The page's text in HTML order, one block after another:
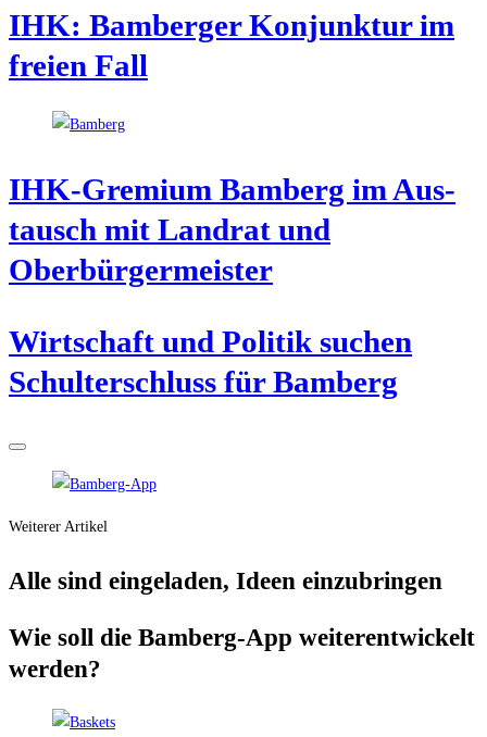
IHK: Bam­ber­ger Kon­junk­tur im
frei­en Fall
IHK-Gre­mi­um Bam­berg im Aus­
tausch mit Land­rat und
Oberbürgermeister
Wirt­schaft und Poli­tik suchen
Schul­ter­schluss für Bamberg
Weiterer Artikel
Alle sind ein­ge­la­den, Ideen einzubringen
Wie soll die Bam­berg-App wei­ter­ent­wi­ckelt
werden?